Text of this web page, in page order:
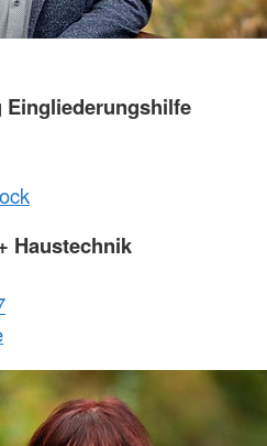
Eingliederungshilfe
Haustechnik